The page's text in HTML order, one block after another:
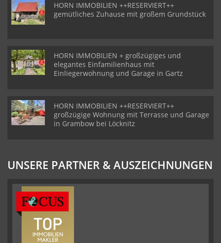
HORN IMMOBILIEN ++RESERVIERT++
gemütliches Zuhause mit großem Grundstück
HORN IMMOBILIEN + großzügiges und
elegantes Einfamilienhaus mit
Einliegerwohnung und Garage in Gartz
HORN IMMOBILIEN ++RESERVIERT++
großzügige Wohnung mit Terrasse und Garage
in Grambow bei Löcknitz
UNSERE PARTNER & AUSZEICHNUNGEN